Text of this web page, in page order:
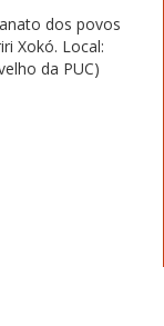
dos povos
Xokó. Local:
da PUC)